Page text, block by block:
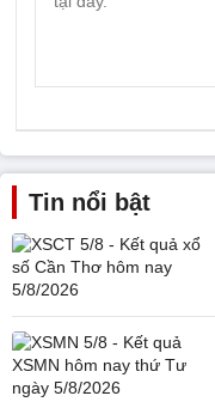
Tin nổi bật